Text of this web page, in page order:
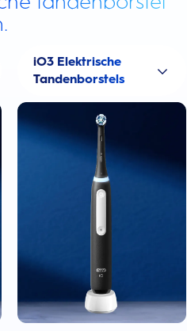
iO3 Elektrische
Tandenborstels